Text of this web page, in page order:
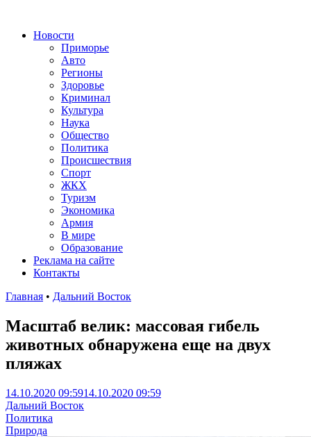
Новости
Приморье
Авто
Регионы
Здоровье
Криминал
Культура
Наука
Общество
Политика
Происшествия
Спорт
ЖКХ
Туризм
Экономика
Армия
В мире
Образование
Реклама на сайте
Контакты
Главная • Дальний Восток
Масштаб велик: массовая гибель
животных обнаружена еще на двух
пляжах
14.10.2020 09:5914.10.2020 09:59
Дальний Восток
Политика
Природа